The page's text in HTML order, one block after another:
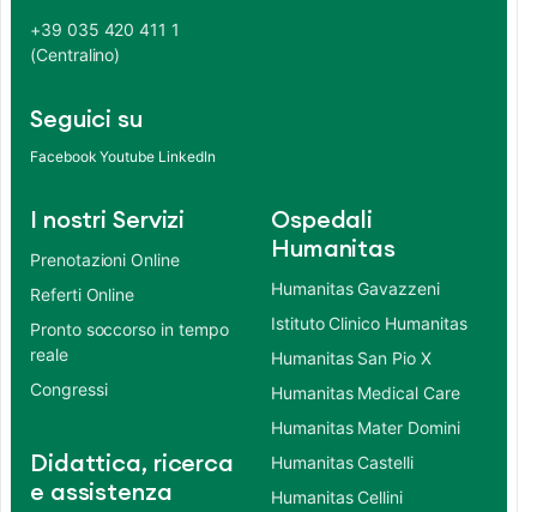
+39 035 420 411 1
(Centralino)
Seguici su
Facebook Youtube LinkedIn
I nostri Servizi
Prenotazioni Online
Referti Online
Pronto soccorso in tempo
reale
Congressi
Didattica, ricerca
e assistenza
Ospedali
Humanitas
Humanitas Gavazzeni
Istituto Clinico Humanitas
Humanitas San Pio X
Humanitas Medical Care
Humanitas Mater Domini
Humanitas Castelli
Humanitas Cellini